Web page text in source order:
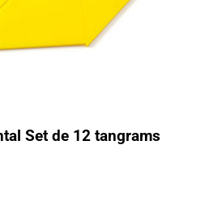
Set de 12 tangrams